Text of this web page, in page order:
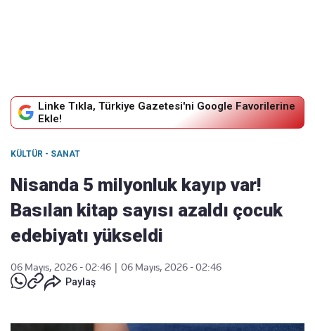
Linke Tıkla, Türkiye Gazetesi'ni Google Favorilerine
Ekle!
KÜLTÜR - SANAT
Nisanda 5 milyonluk kayıp var!
Basılan kitap sayısı azaldı çocuk
edebiyatı yükseldi
06 Mayıs, 2026 - 02:46
06 Mayıs, 2026 - 02:46
Paylaş